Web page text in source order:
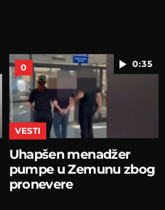
0:35
0
VESTI
Uhapšen menadžer
pumpe u Zemunu zbog
pronevere